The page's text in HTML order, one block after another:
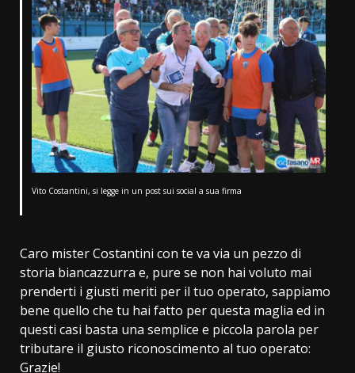
Vito Costantini, si legge in un post sui social a sua firma
Caro mister Costantini con te va via un pezzo di
storia biancazzurra e, pure se non hai voluto mai
prenderti i giusti meriti per il tuo operato, sappiamo
bene quello che tu hai fatto per questa maglia ed in
questi casi basta una semplice e piccola parola per
tributare il giusto riconoscimento al tuo operato:
Grazie!